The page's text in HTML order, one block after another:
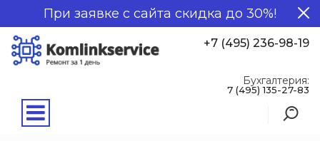
При заявке с сайта скидка до 30%!
+7 (495) 236-98-19
Бухгалтерия:
7 (495) 135-27-83